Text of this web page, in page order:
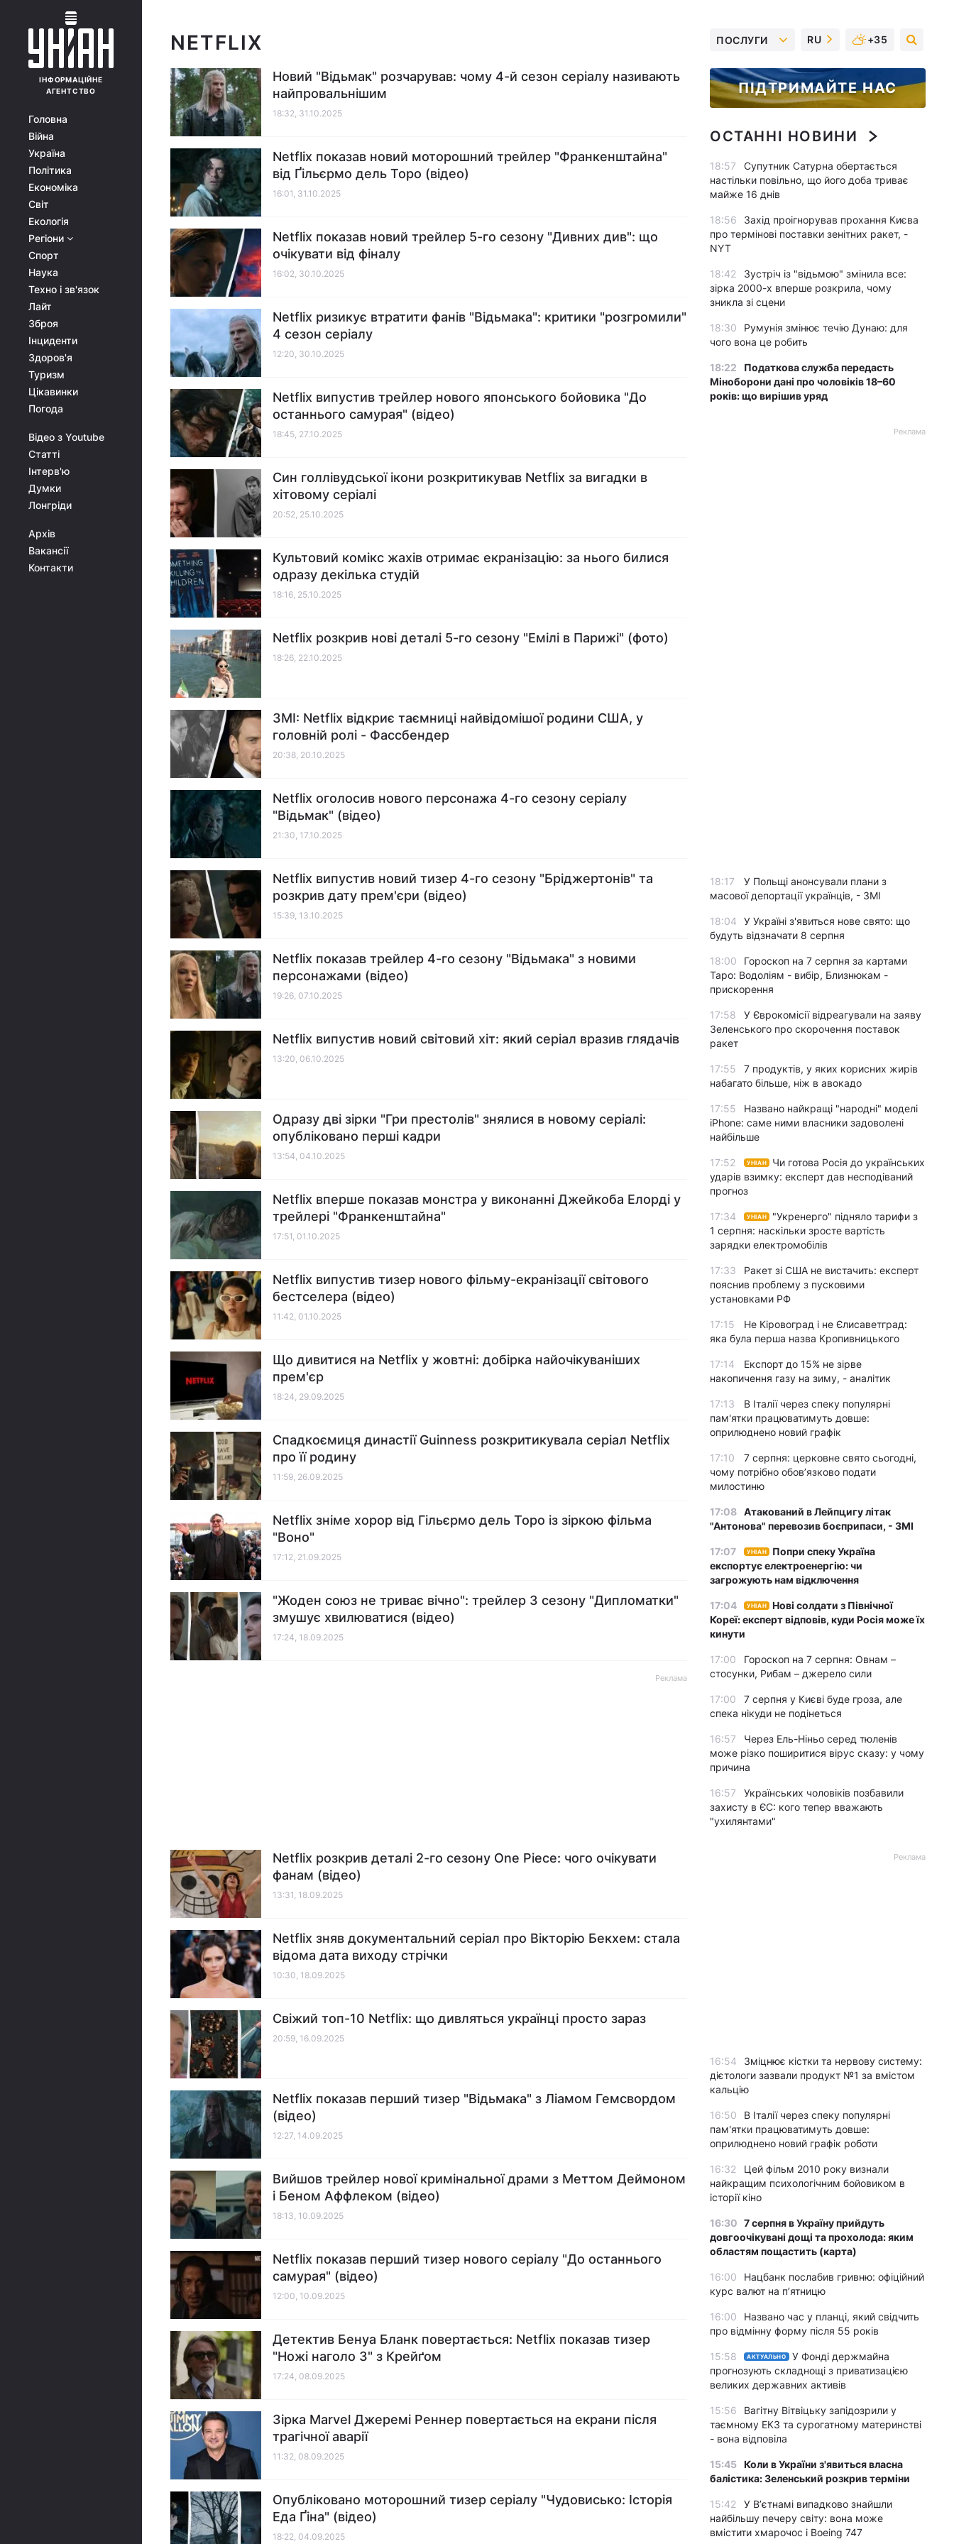
ІНФОРМАЦІЙНЕ
АГЕНТСТВО
Головна
Війна
Україна
Політика
Економіка
Світ
Екологія
Регіони
Спорт
Наука
Техно і зв'язок
Лайт
Зброя
Інциденти
Здоров'я
Туризм
Цікавинки
Погода
Відео з Youtube
Статті
Інтерв'ю
Думки
Лонгріди
Архів
Вакансії
Контакти
NETFLIX
Новий "Відьмак" розчарував: чому 4-й сезон серіалу називають
найпровальнішим
18:32, 31.10.2025
Netflix показав новий моторошний трейлер "Франкенштайна"
від Ґільєрмо дель Торо (відео)
16:01, 31.10.2025
Netflix показав новий трейлер 5-го сезону "Дивних див": що
очікувати від фіналу
16:02, 30.10.2025
Netflix ризикує втратити фанів "Відьмака": критики "розгромили"
4 сезон серіалу
12:20, 30.10.2025
Netflix випустив трейлер нового японського бойовика "До
останнього самурая" (відео)
18:45, 27.10.2025
Син голлівудської ікони розкритикував Netflix за вигадки в
хітовому серіалі
20:52, 25.10.2025
Культовий комікс жахів отримає екранізацію: за нього билися
одразу декілька студій
18:16, 25.10.2025
Netflix розкрив нові деталі 5-го сезону "Емілі в Парижі" (фото)
18:26, 22.10.2025
ЗМІ: Netflix відкриє таємниці найвідомішої родини США, у
головній ролі - Фассбендер
20:38, 20.10.2025
Netflix оголосив нового персонажа 4-го сезону серіалу
"Відьмак" (відео)
21:30, 17.10.2025
Netflix випустив новий тизер 4-го сезону "Бріджертонів" та
розкрив дату прем'єри (відео)
15:39, 13.10.2025
Netflix показав трейлер 4-го сезону "Відьмака" з новими
персонажами (відео)
19:26, 07.10.2025
Netflix випустив новий світовий хіт: який серіал вразив глядачів
13:20, 06.10.2025
Одразу дві зірки "Гри престолів" знялися в новому серіалі:
опубліковано перші кадри
13:54, 04.10.2025
Netflix вперше показав монстра у виконанні Джейкоба Елорді у
трейлері "Франкенштайна"
17:51, 01.10.2025
Netflix випустив тизер нового фільму-екранізації світового
бестселера (відео)
11:42, 01.10.2025
Що дивитися на Netflix у жовтні: добірка найочікуваніших
прем'єр
18:24, 29.09.2025
Спадкоємиця династії Guinness розкритикувала серіал Netflix
про її родину
11:59, 26.09.2025
Netflix зніме хорор від Гільєрмо дель Торо із зіркою фільма
"Воно"
17:12, 21.09.2025
"Жоден союз не триває вічно": трейлер 3 сезону "Дипломатки"
змушує хвилюватися (відео)
17:24, 18.09.2025
Реклама
Netflix розкрив деталі 2-го сезону One Piece: чого очікувати
фанам (відео)
13:31, 18.09.2025
Netflix зняв документальний серіал про Вікторію Бекхем: стала
відома дата виходу стрічки
10:30, 18.09.2025
Свіжий топ-10 Netflix: що дивляться українці просто зараз
20:59, 16.09.2025
Netflix показав перший тизер "Відьмака" з Ліамом Гемсвордом
(відео)
12:27, 14.09.2025
Вийшов трейлер нової кримінальної драми з Меттом Деймоном
і Беном Аффлеком (відео)
18:13, 10.09.2025
Netflix показав перший тизер нового серіалу "До останнього
самурая" (відео)
12:00, 10.09.2025
Детектив Бенуа Бланк повертається: Netflix показав тизер
"Ножі наголо 3" з Крейґом
17:24, 08.09.2025
Зірка Marvel Джеремі Реннер повертається на екрани після
трагічної аварії
11:32, 08.09.2025
Опубліковано моторошний тизер серіалу "Чудовисько: Історія
Еда Ґіна" (відео)
18:22, 04.09.2025
ПОСЛУГИ RU +35
ПІДТРИМАЙТЕ НАС
ОСТАННІ НОВИНИ
18:57
Супутник Сатурна обертається
настільки повільно, що його доба триває
майже 16 днів
18:56
Захід проігнорував прохання Києва
про термінові поставки зенітних ракет, -
NYT
18:42
Зустріч із "відьмою" змінила все:
зірка 2000-х вперше розкрила, чому
зникла зі сцени
18:30
Румунія змінює течію Дунаю: для
чого вона це робить
18:22
Податкова служба передасть
Міноборони дані про чоловіків 18–60
років: що вирішив уряд
Реклама
18:17
У Польщі анонсували плани з
масової депортації українців, - ЗМІ
18:04
У Україні з'явиться нове свято: що
будуть відзначати 8 серпня
18:00
Гороскоп на 7 серпня за картами
Таро: Водоліям - вибір, Близнюкам -
прискорення
17:58
У Єврокомісії відреагували на заяву
Зеленського про скорочення поставок
ракет
17:55
7 продуктів, у яких корисних жирів
набагато більше, ніж в авокадо
17:55
Названо найкращі "народні" моделі
iPhone: саме ними власники задоволені
найбільше
17:52 УНІАН
Чи готова Росія до українських
ударів взимку: експерт дав несподіваний
прогноз
17:34 УНІАН
"Укренерго" підняло тарифи з
1 серпня: наскільки зросте вартість
зарядки електромобілів
17:33
Ракет зі США не вистачить: експерт
пояснив проблему з пусковими
установками РФ
17:15
Не Кіровоград і не Єлисаветград:
яка була перша назва Кропивницького
17:14
Експорт до 15% не зірве
накопичення газу на зиму, - аналітик
17:13
В Італії через спеку популярні
пам'ятки працюватимуть довше:
оприлюднено новий графік
17:10
7 серпня: церковне свято сьогодні,
чому потрібно обов’язково подати
милостиню
17:08 Атакований в Лейпцигу літак
"Антонова" перевозив боєприпаси, - ЗМІ
17:07 УНІАН
Попри спеку Україна
експортує електроенергію: чи
загрожують нам відключення
17:04 УНІАН
Нові солдати з Північної
Кореї: експерт відповів, куди Росія може їх
кинути
17:00
Гороскоп на 7 серпня: Овнам –
стосунки, Рибам – джерело сили
17:00
7 серпня у Києві буде гроза, але
спека нікуди не подінеться
16:57
Через Ель-Ніньо серед тюленів
може різко поширитися вірус сказу: у чому
причина
16:57
Українських чоловіків позбавили
захисту в ЄС: кого тепер вважають
"ухилянтами"
Реклама
16:54
Зміцнює кістки та нервову систему:
дієтологи зазвали продукт №1 за вмістом
кальцію
16:50
В Італії через спеку популярні
пам'ятки працюватимуть довше:
оприлюднено новий графік роботи
16:32
Цей фільм 2010 року визнали
найкращим психологічним бойовиком в
історії кіно
16:30 7 серпня в Україну прийдуть
довгоочікувані дощі та прохолода: яким
областям пощастить (карта)
16:00
Нацбанк послабив гривню: офіційний
курс валют на п’ятницю
16:00
Названо час у планці, який свідчить
про відмінну форму після 55 років
15:58 АКТУАЛЬНО
У Фонді держмайна
прогнозують складнощі з приватизацією
великих державних активів
15:56
Вагітну Вітвіцьку запідозрили у
таємному ЕКЗ та сурогатному материнстві
- вона відповіла
15:45 Коли в України з'явиться власна
балістика: Зеленський розкрив терміни
15:42
У Вʼєтнамі випадково знайшли
найбільшу печеру світу: вона може
вмістити хмарочос і Boeing 747